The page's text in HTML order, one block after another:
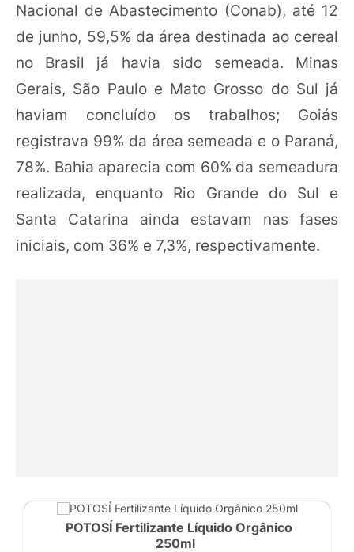
Nacional de Abastecimento (Conab), até 12
de junho, 59,5% da área destinada ao cereal
no Brasil já havia sido semeada. Minas
Gerais, São Paulo e Mato Grosso do Sul já
haviam concluído os trabalhos; Goiás
registrava 99% da área semeada e o Paraná,
78%. Bahia aparecia com 60% da semeadura
realizada, enquanto Rio Grande do Sul e
Santa Catarina ainda estavam nas fases
iniciais, com 36% e 7,3%, respectivamente.
POTOSÍ Fertilizante Líquido Orgânico
250ml